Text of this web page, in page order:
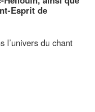
Esprit de
l’univers du chant